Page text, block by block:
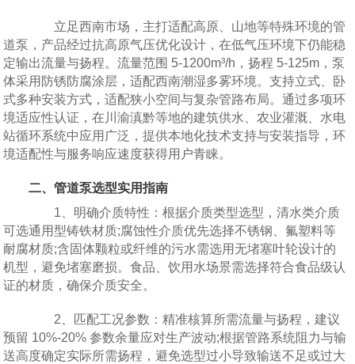
立足西南市场，主打适配高原、山地等特殊环境的管
道泵，产品经过抗高原气压优化设计，在低气压环境下仍能稳
定输出流量与扬程。流量范围 5-1200m³/h，扬程 5-125m，泵
体采用防锈防腐涂层，适配西南潮湿多雾环境。支持立式、卧
式多种安装方式，适配狭小空间与复杂管路布局。通过多项环
境适应性认证，在川渝滇黔等地的建筑供水、农业灌溉、水电
站循环系统中应用广泛，提供本地化技术支持与安装指导，环
境适配性与服务响应速度获得用户青睐。
二、管道泵选型实用指南
1、明确介质特性：根据介质类型选型，清水类介质
可选通用型铸铁材质;腐蚀性介质优先选择不锈钢、氟塑料等
耐腐材质;含固体颗粒或纤维的污水需选用无堵塞叶轮设计的
机型，避免堵塞磨损。食品、饮用水场景需选择符合食品级认
证的材质，确保介质安全。
2、匹配工况参数：精准核算所需流量与扬程，建议
预留 10%-20% 参数余量应对生产波动;根据管路系统阻力与输
送高度确定实际所需扬程，避免选型过小导致输送不足或过大